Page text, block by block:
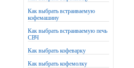
Как выбрать встраиваемую
кофемашину
Как выбрать встраиваемую печь
СВЧ
Как выбрать кофеварку
Как выбрать кофемолку